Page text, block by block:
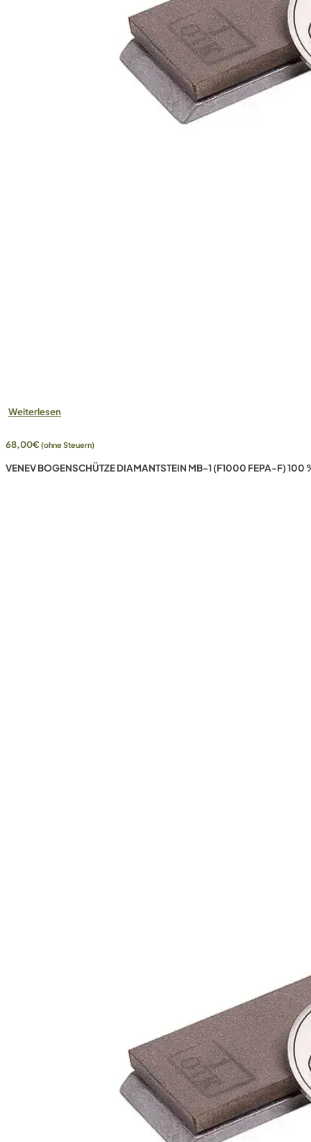
Weiterlesen
68,00€(ohne Steuern)
VENEV BOGENSCHÜTZE DIAMANTSTEIN MB-1 (F1000 FEPA-F) 100